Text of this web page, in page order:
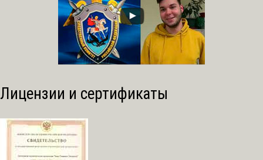
Лицензии и сертификаты